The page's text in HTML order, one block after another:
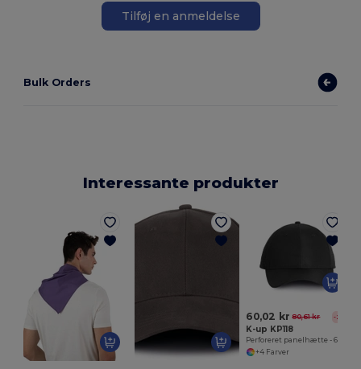
Tilføj en anmeldelse
Bulk Orders
Interessante produkter
60,02 kr 80,61 kr -26%
K-up KP118
+4 Farver